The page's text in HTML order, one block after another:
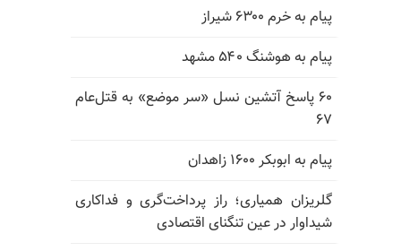
پیام به خرم ۶۳۰۰ شیراز
پیام به هوشنگ ۵۴۰ مشهد
۶۰ پاسخ آتشین نسل «سر موضع» به قتل‌عام
۶۷
پیام به ابوبکر ۱۶۰۰ زاهدان
گلریزان همیاری؛ راز پرداخت‌گری و فداکاری
شیداوار در عین تنگنای اقتصادی